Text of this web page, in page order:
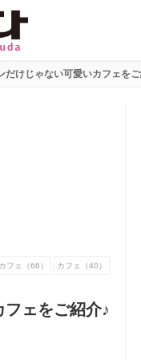
けじゃない可愛いカフェを
フェ（66） カフェ（40）
ェをご紹介♪